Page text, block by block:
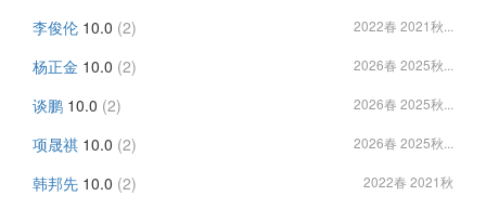
李俊伦 10.0 (2) 2022春 2021秋...
杨正金 10.0 (2) 2026春 2025秋...
谈鹏 10.0 (2) 2026春 2025秋...
项晟祺 10.0 (2) 2026春 2025秋...
韩邦先 10.0 (2) 2022春 2021秋